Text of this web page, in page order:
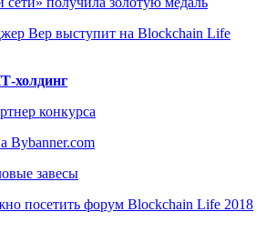
Вер выступит на Blockchain Life
холдинг
конкурса
Bybanner.com
завесы
посетить форум Blockchain Life 2018